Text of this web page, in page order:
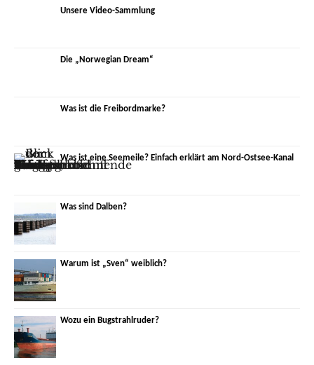
Unsere Video-Sammlung
Die „Norwegian Dream“
Was ist die Freibordmarke?
Was ist eine Seemeile? Einfach erklärt am Nord-Ostsee-Kanal
Was sind Dalben?
Warum ist „Sven“ weiblich?
Wozu ein Bugstrahlruder?